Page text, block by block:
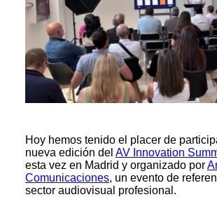
Hoy hemos tenido el placer de
nueva edición del AV Innovation
esta vez en Madrid y organizado por
Comunicaciones, un evento de
sector audiovisual profesional.